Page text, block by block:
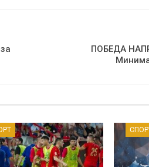
ПОБЕДА